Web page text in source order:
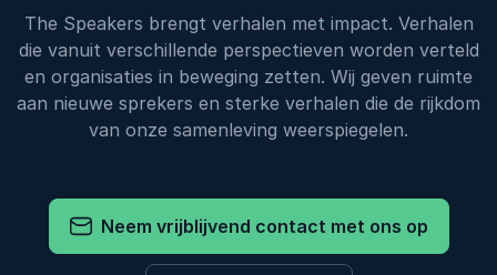
The Speakers brengt verhalen met impact. Verhalen
die vanuit verschillende perspectieven worden verteld
en organisaties in beweging zetten. Wij geven ruimte
aan nieuwe sprekers en sterke verhalen die de rijkdom
van onze samenleving weerspiegelen.
Neem vrijblijvend contact met ons op